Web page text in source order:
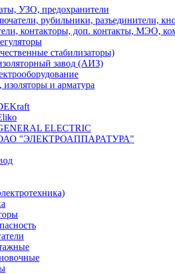
УЗО, предохранители
рубильники, разъединители,
контакторы, доп. контакты, МЭО,
стабилизаторы)
завод (АИЗ)
и арматура
ELECTRIC
ОАО "ЭЛЕКТРОАППАРАТУРА"